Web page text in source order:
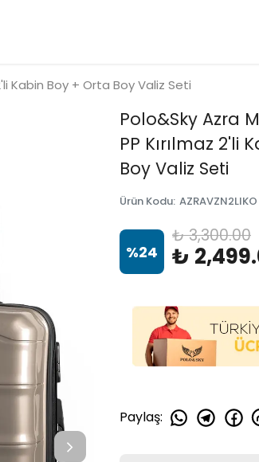
Kabin Boy + Orta Boy Valiz Seti
Polo&Sky Azra
PP Kırılmaz 2'li
Boy Valiz Seti
Ürün Kodu: AZRAVZN2LIKO
%24
₺ 3,300.00
₺
Paylaş: